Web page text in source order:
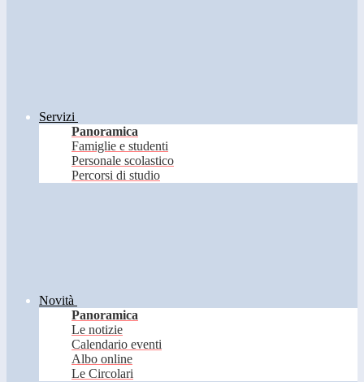
Servizi
Panoramica
Famiglie e studenti
Personale scolastico
Percorsi di studio
Novità
Panoramica
Le notizie
Calendario eventi
Albo online
Le Circolari